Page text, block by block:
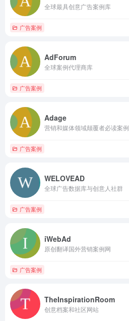
全球最具创意广告案例库
广告案例
AdForum
全球案例代理商库
广告案例
Adage
营销和媒体领域颠覆者必读案例
广告案例
WELOVEAD
全球广告数据库与创意人社群
广告案例
iWebAd
原创翻译国外营销案例网
广告案例
TheInspirationRoom
创意档案和社区网站